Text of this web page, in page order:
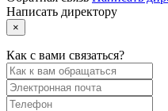
Написать директору
×
Как с вами связаться?